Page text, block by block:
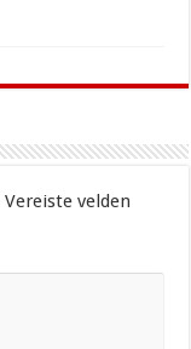
Vereiste velden